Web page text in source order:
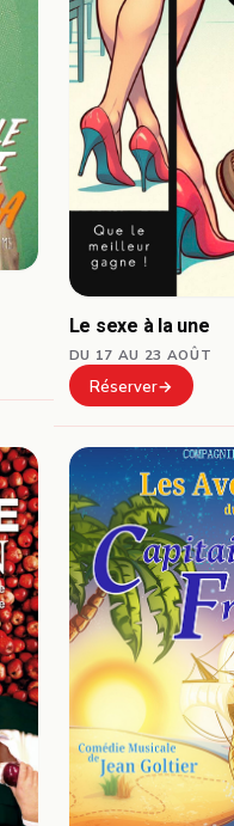
Le sexe à la une
DU 17 AU 23 AOÛT
Réserver